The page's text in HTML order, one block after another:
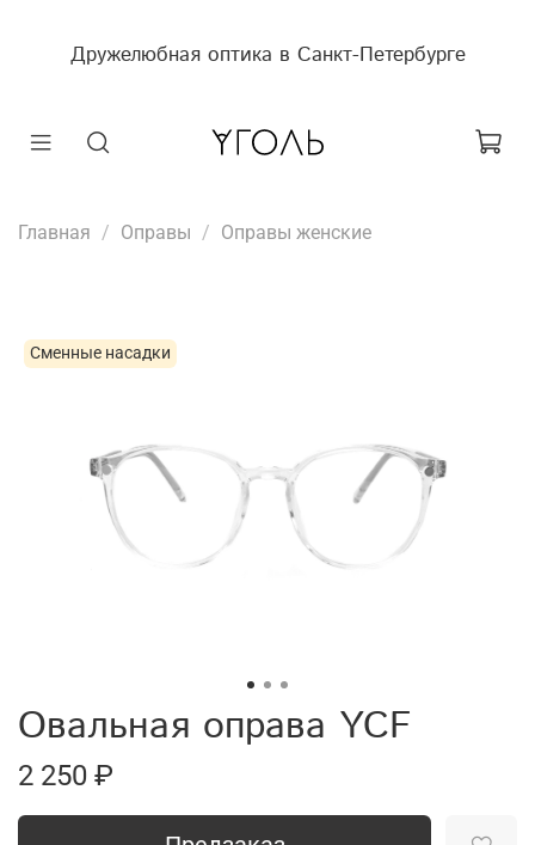
Дружелюбная оптика в Санкт-Петербурге
Главная Оправы Оправы женские
Сменные насадки
Овальная оправа YCF
2 250 ₽